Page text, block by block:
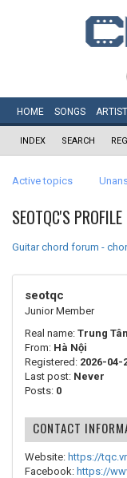
HOME SONGS
INDEX SEARCH
Active topics
SEOTQC'S PROFILE
Guitar chord forum -
seotqc
Junior Member
Real name: Trung
From: Hà Nội
Registered: 2026-04-
Last post: Never
Posts: 0
CONTACT
Website: https://
Facebook: https://